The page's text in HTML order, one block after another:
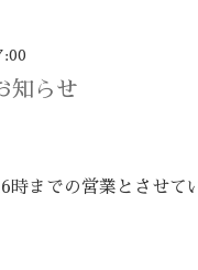
知らせ
までの営業とさせて